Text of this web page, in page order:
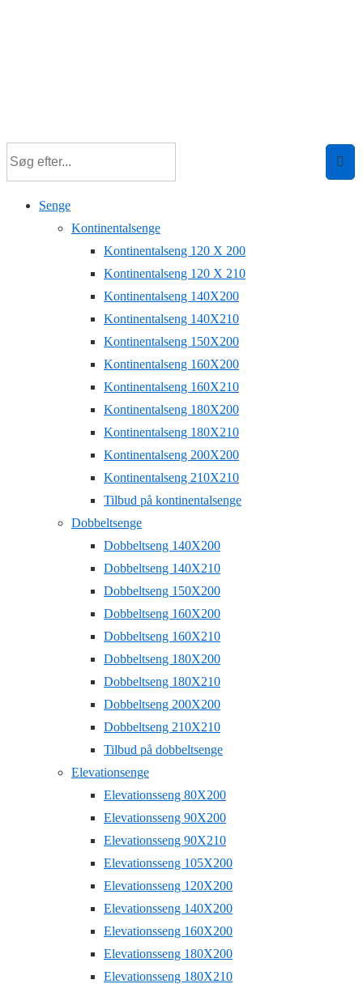
Senge
Kontinentalsenge
Kontinentalseng 120 X 200
Kontinentalseng 120 X 210
Kontinentalseng 140X200
Kontinentalseng 140X210
Kontinentalseng 150X200
Kontinentalseng 160X200
Kontinentalseng 160X210
Kontinentalseng 180X200
Kontinentalseng 180X210
Kontinentalseng 200X200
Kontinentalseng 210X210
Tilbud på kontinentalsenge
Dobbeltsenge
Dobbeltseng 140X200
Dobbeltseng 140X210
Dobbeltseng 150X200
Dobbeltseng 160X200
Dobbeltseng 160X210
Dobbeltseng 180X200
Dobbeltseng 180X210
Dobbeltseng 200X200
Dobbeltseng 210X210
Tilbud på dobbeltsenge
Elevationsenge
Elevationsseng 80X200
Elevationsseng 90X200
Elevationsseng 90X210
Elevationsseng 105X200
Elevationsseng 120X200
Elevationsseng 140X200
Elevationsseng 160X200
Elevationsseng 180X200
Elevationsseng 180X210